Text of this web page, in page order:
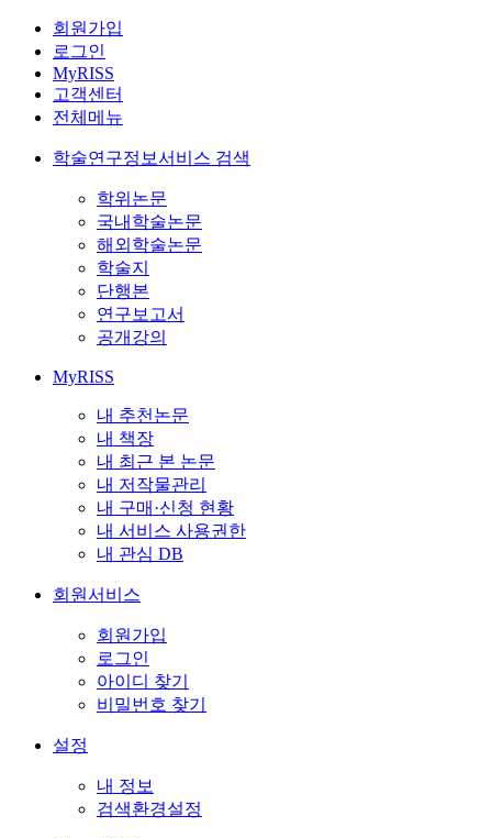
회원가입
로그인
MyRISS
고객센터
전체메뉴
학술연구정보서비스 검색
학위논문
국내학술논문
해외학술논문
학술지
단행본
연구보고서
공개강의
MyRISS
내 추천논문
내 책장
내 최근 본 논문
내 저작물관리
내 구매·신청 현황
내 서비스 사용권한
내 관심 DB
회원서비스
회원가입
로그인
아이디 찾기
비밀번호 찾기
설정
내 정보
검색환경설정